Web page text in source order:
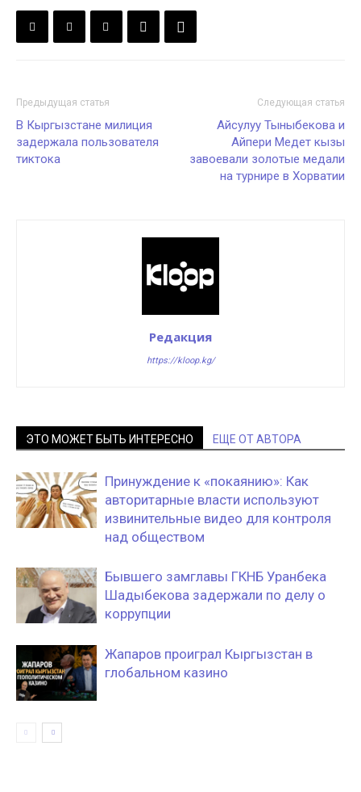
Предыдущая статья
В Кыргызстане милиция
задержала пользователя
тиктока
Следующая статья
Айсулуу Тыныбекова и
Айпери Медет кызы
завоевали золотые медали
на турнире в Хорватии
Редакция
https://kloop.kg/
ЭТО МОЖЕТ БЫТЬ ИНТЕРЕСНО ЕЩЕ ОТ АВТОРА
Принуждение к «покаянию»: Как
авторитарные власти используют
извинительные видео для контроля
над обществом
Бывшего замглавы ГКНБ Уранбека
Шадыбекова задержали по делу о
коррупции
Жапаров проиграл Кыргызстан в
глобальном казино